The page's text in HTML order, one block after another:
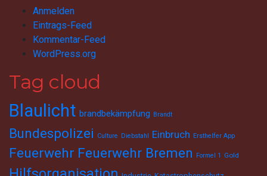
Anmelden
Eintrags-Feed
Kommentar-Feed
WordPress.org
Tag cloud
Blaulicht brandbekämpfung Brandt
Bundespolizei Culture Diebstahl Einbruch Ersthelfer App
Feuerwehr Feuerwehr Bremen Formel 1 Gold